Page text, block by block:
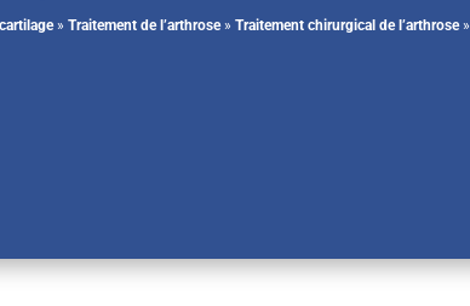
»Traitement de l’arthrose»Traitement chirurgical de l’arthrose»